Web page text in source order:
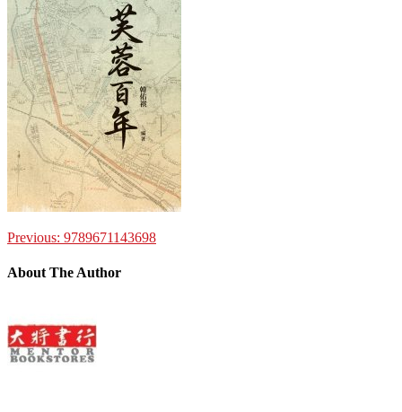
Previous: 9789671143698
About The Author